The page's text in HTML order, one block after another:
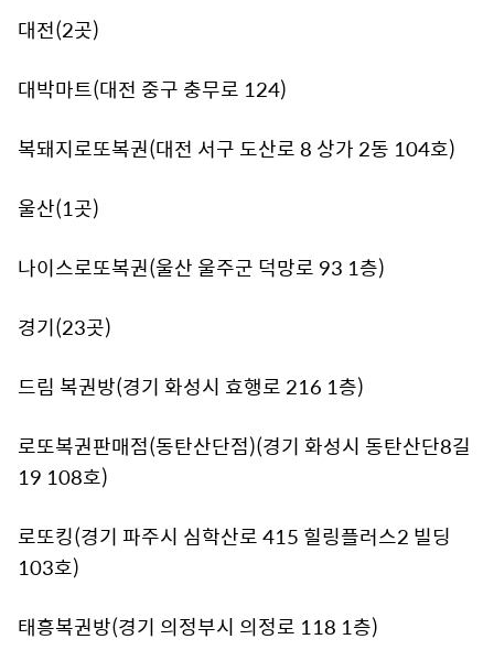
대전(2곳)
대박마트(대전 중구 충무로 124)
복돼지로또복권(대전 서구 도산로 8 상가 2동 104호)
울산(1곳)
나이스로또복권(울산 울주군 덕망로 93 1층)
경기(23곳)
드림 복권방(경기 화성시 효행로 216 1층)
로또복권판매점(동탄산단점)(경기 화성시 동탄산단8길
19 108호)
로또킹(경기 파주시 심학산로 415 힐링플러스2 빌딩
103호)
태흥복권방(경기 의정부시 의정로 118 1층)